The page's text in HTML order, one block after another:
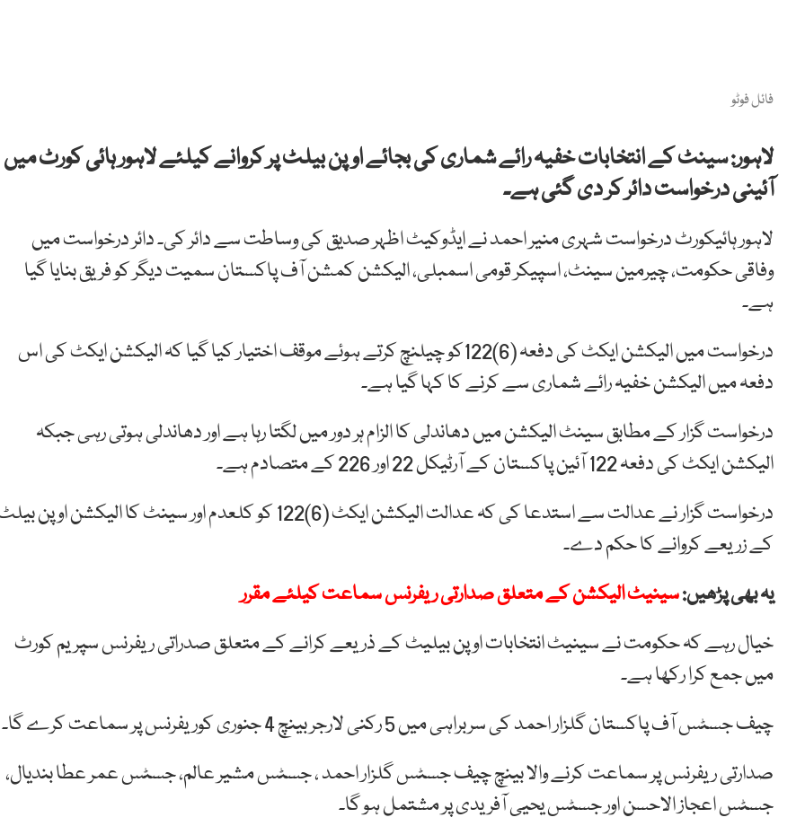
فائل فوٹو
لاہور: سینٹ کے انتخابات خفیہ رائے شماری کی بجائے اوپن بیلٹ پر کروانے کیلئے لاہور ہائی کورٹ میں
آئینی درخواست دائر کر دی گئی ہے۔
لاہور ہائیکورٹ درخواست شہری منیر احمد نے ایڈوکیٹ اظہر صدیق کی وساطت سے دائر کی۔ دائر درخواست میں
وفاقی حکومت، چیرمین سینٹ، اسپیکر قومی اسمبلی، الیکشن کمشن آف پاکستان سمیت دیگر کو فریق بنایا گیا
ہے۔
درخواست میں الیکشن ایکٹ کی دفعہ (6)122کو چیلنچ کرتے ہوئے موقف اختیار کیا گیا کہ الیکشن ایکٹ کی اس
دفعہ میں الیکشن خفیہ رائے شماری سے کرنے کا کہا گیا ہے۔
درخواست گزار کے مطابق سینٹ الیکشن میں دھاندلی کا الزام ہر دور میں لگتا رہا ہے اور دھاندلی ہوتی رہی جبکہ
الیکشن ایکٹ کی دفعہ 122 آئین پاکستان کے آرٹیکل 22 اور 226 کے متصادم ہے۔
درخواست گزار نے عدالت سے استدعا کی کہ عدالت الیکشن ایکٹ (6)122 کو کلعدم اور سینٹ کا الیکشن اوپن
کے زریعے کروانے کا حکم دے۔
یہ بھی پڑھیں:سینیٹ الیکشن کے متعلق صدارتی ریفرنس سماعت کیلئے مقرر
خیال رہے کہ حکومت نے سینیٹ انتخابات اوپن بیلیٹ کے ذریعے کرانے کے متعلق صدراتی ریفرنس سپریم کورٹ
میں جمع کرا رکھا ہے۔
چیف جسٹس آف پاکستان گلزار احمد کی سربراہی میں 5 رکنی لارجر بینچ 4 جنوری کوریفرنس پر سماعت کرے گا۔
صدارتی ریفرنس پر سماعت کرنے والا بینچ چیف جسٹس گلزار احمد ، جسٹس مشیر عالم، جسٹس عمر عطا بندیال،
جسٹس اعجاز الاحسن اور جسٹس یحیی آفریدی پر مشتمل ہو گا۔